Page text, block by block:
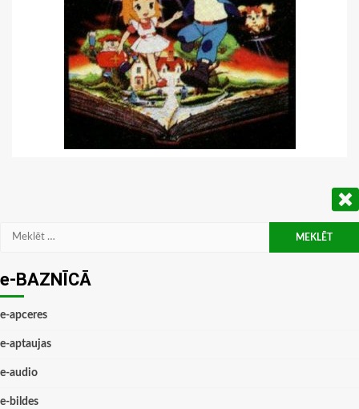
Meklēt:
e-BAZNĪCĀ
e-apceres
e-aptaujas
e-audio
e-bildes